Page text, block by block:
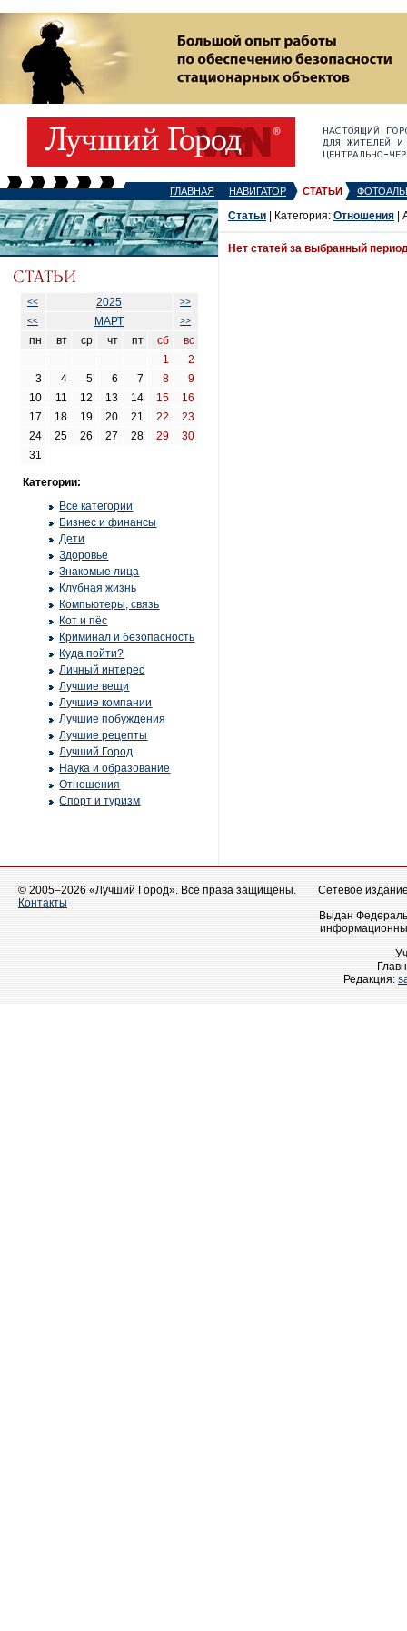
ГЛАВНАЯ НАВИГАТОР СТАТЬИ
<< 2025
>>
<<
МАРТ >>
пн вт ср чт пт сб
вс
1
2
3
4 5 6 7 8
9
10
11 12 13 14 15
16
17
18 19 20 21 22
23
24
25 26 27 28 29
30
31
Категории:
Все категории
Бизнес и финансы
Дети
Здоровье
Знакомые лица
Клубная жизнь
Компьютеры, связь
Кот и пёс
Криминал и безопасность
Куда пойти?
Личный интерес
Лучшие вещи
Лучшие компании
Лучшие побуждения
Лучшие рецепты
Лучший Город
Наука и образование
Отношения
Спорт и туризм
Статьи | Категория: Отношения |
Нет статей за выбранный
© 2005–2026 «Лучший Город». Все права защищены.
Контакты
Сетевое
Выдан
Редакция: